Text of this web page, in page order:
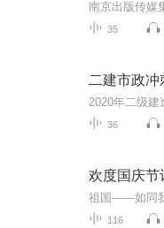
35
二建市政
36
欢度国庆
116